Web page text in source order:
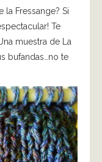
Fressange? Si
Te
muestra de La
bufandas…no te